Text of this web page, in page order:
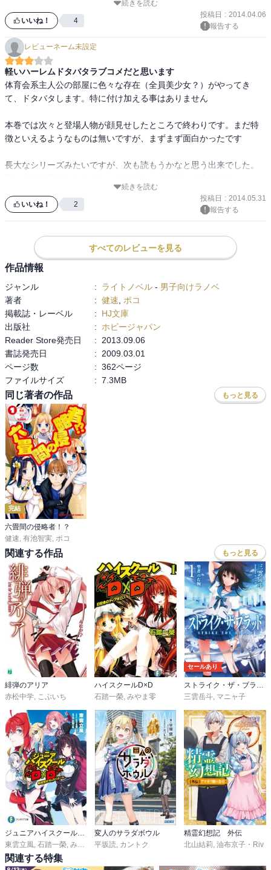
本の方も持っていたのですが、巻が進むごとに面白くなるので期待
していいですよ。
続きを読む
いいね！ 4
投稿日 : 2014.04.06
報告する
レビューネーム未設定
軽いハーレムドタバタラブコメだと思います
体育会系主人公の部屋に色々な存在（全員美少女？）がやってき
て、ドタバタします。特に付け加える事はありません
本巻では次々と登場人物が顔見せしたところで終わりです。まだ特
徴といえるようなものは無いですが、まずまず面白かったです
長大なシリーズみたいですが、次も読もうかなと思う出来でした。
続きを読む
いいね！ 2
投稿日 : 2014.05.31
報告する
すべてのレビューを見る
作品情報
ジャンル : ライトノベル - 男子向けラノベ
著者
: 健速
ポコ
掲載誌・レーベル
:
HJ文庫
出版社
:
ホビージャパン
Reader Store発売日
:
2013.09.06
書誌発売日
:
2009.03.01
ページ数
: 362ページ
ファイルサイズ
: 7.3MB
同じ著者の作品 もっと見る
完結
六畳間の侵略者！？
健速, 有池智実, ポコ
関連する作品 もっと見る
緋弾のアリア
赤松中学
こぶいち
ハイスクールD×D
石踏一榮 みやま零
セールあり
三雲岳斗 マニャ子
ジュニアハイスクールD×D
東雲立風, 石踏一榮, みやま零
変人のサラダボウル
平坂読, カントク
精霊幻想記 外伝
北山結莉, 油布京子・Riv
関連する特集